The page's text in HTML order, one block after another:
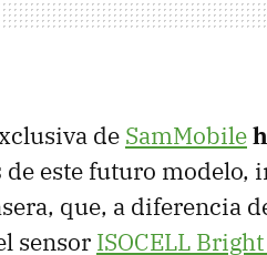
de SamMobile
de este futuro modelo,
que, a diferencia
sensor ISOCELL